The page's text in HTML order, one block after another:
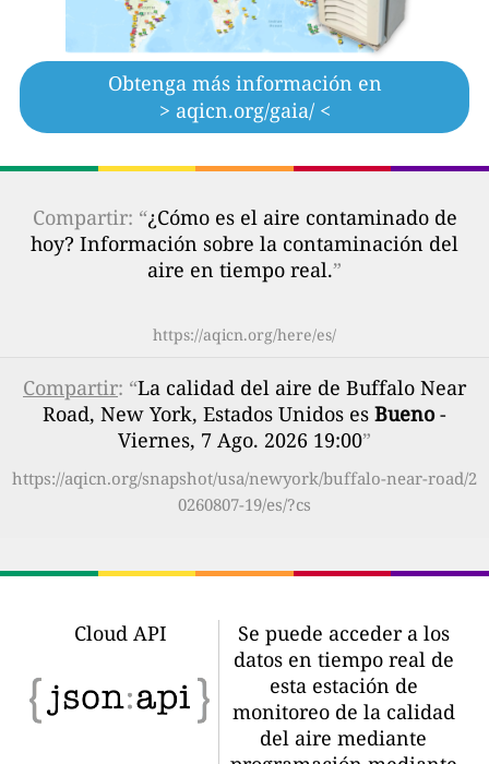
Obtenga más información en
> aqicn.org/gaia/ <
Compartir: “¿Cómo es el aire contaminado de
hoy? Información sobre la contaminación del
aire en tiempo real.”
https://aqicn.org/here/es/
Compartir: “La calidad del aire de Buffalo Near
Road, New York, Estados Unidos es Bueno-
Viernes, 7 Ago. 2026 19:00”
https://aqicn.org/snapshot/usa/newyork/buffalo-near-road/2
0260807-19/es/?cs
Cloud API
Se puede acceder a los
datos en tiempo real de
esta estación de
monitoreo de la calidad
del aire mediante